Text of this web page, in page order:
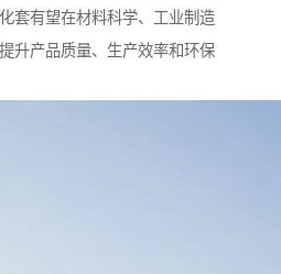
套有望在材料科学、工业制造
升产品质量、生产效率和环保